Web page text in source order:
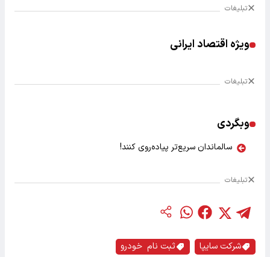
تبلیغات
ویژه اقتصاد ایرانی
تبلیغات
وبگردی
سالماندان سریع‌تر پیاده‌روی کنند!
تبلیغات
شرکت سایپا ثبت نام خودرو